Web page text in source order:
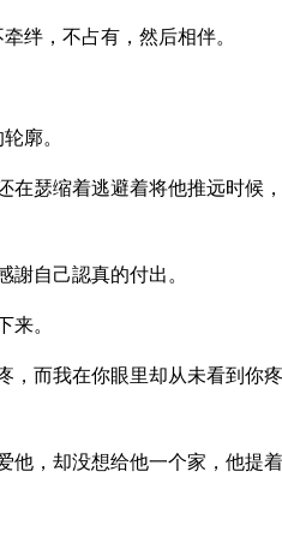
绊，不占有，然后相伴。
廓。
在瑟缩着逃避着将他推远时候
謝自己認真的付出。
来。
，而我在你眼里却从未看到你
他，却没想给他一个家，他提